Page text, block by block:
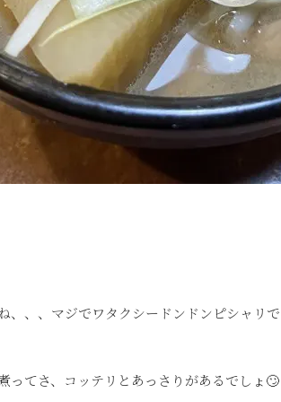
、、、マジでワタクシードンドンピシャリ
ってさ、コッテリとあっさりがあるでしょ🙄